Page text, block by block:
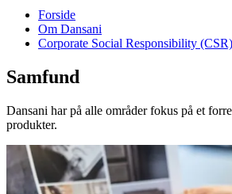
Forside
Om Dansani
Corporate Social Responsibility (CSR)
Samfund
Dansani har på alle områder fokus på et
produkter.